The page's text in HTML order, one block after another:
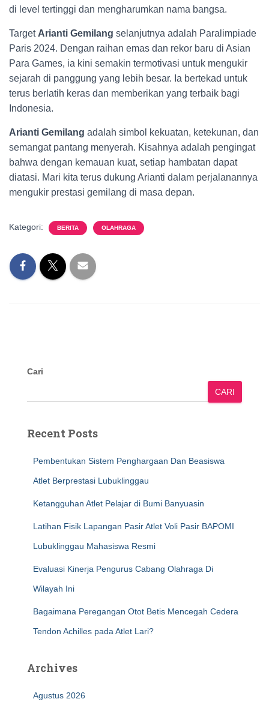
di level tertinggi dan mengharumkan nama bangsa.
Target Arianti Gemilang selanjutnya adalah Paralimpiade
Paris 2024. Dengan raihan emas dan rekor baru di Asian
Para Games, ia kini semakin termotivasi untuk mengukir
sejarah di panggung yang lebih besar. Ia bertekad untuk
terus berlatih keras dan memberikan yang terbaik bagi
Indonesia.
Arianti Gemilang adalah simbol kekuatan, ketekunan, dan
semangat pantang menyerah. Kisahnya adalah pengingat
bahwa dengan kemauan kuat, setiap hambatan dapat
diatasi. Mari kita terus dukung Arianti dalam perjalanannya
mengukir prestasi gemilang di masa depan.
Kategori: BERITA OLAHRAGA
Cari
CARI
Recent Posts
Pembentukan Sistem Penghargaan Dan Beasiswa
Atlet Berprestasi Lubuklinggau
Ketangguhan Atlet Pelajar di Bumi Banyuasin
Latihan Fisik Lapangan Pasir Atlet Voli Pasir BAPOMI
Lubuklinggau Mahasiswa Resmi
Evaluasi Kinerja Pengurus Cabang Olahraga Di
Wilayah Ini
Bagaimana Peregangan Otot Betis Mencegah Cedera
Tendon Achilles pada Atlet Lari?
Archives
Agustus 2026